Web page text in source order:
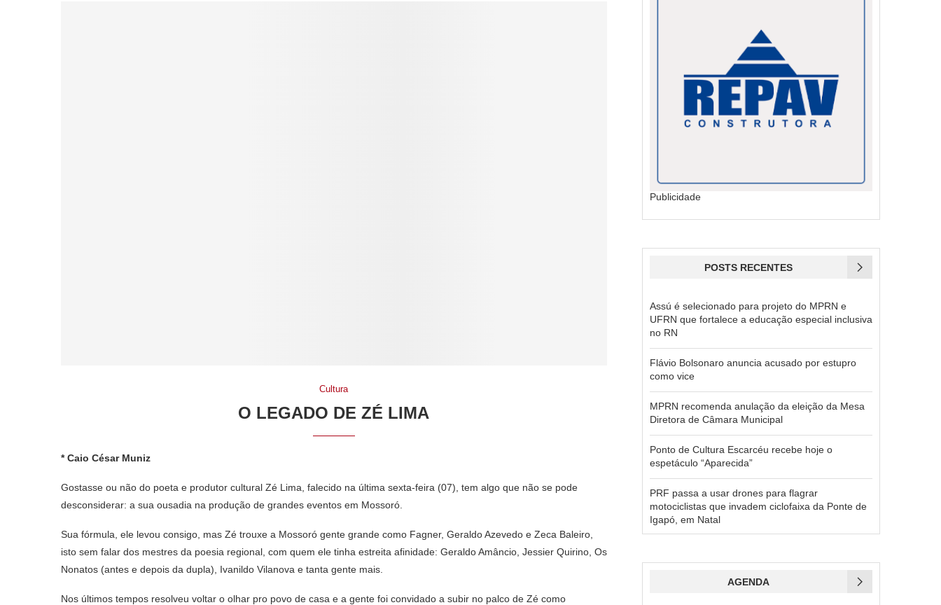
Cultura
O LEGADO DE ZÉ LIMA
* Caio César Muniz
Gostasse ou não do poeta e produtor cultural Zé Lima, falecido na última sexta-feira (07), tem algo que não se pode
desconsiderar: a sua ousadia na produção de grandes eventos em Mossoró.
Sua fórmula, ele levou consigo, mas Zé trouxe a Mossoró gente grande como Fagner, Geraldo Azevedo e Zeca Baleiro,
isto sem falar dos mestres da poesia regional, com quem ele tinha estreita afinidade: Geraldo Amâncio, Jessier Quirino, Os
Nonatos (antes e depois da dupla), Ivanildo Vilanova e tanta gente mais.
Nos últimos tempos resolveu voltar o olhar pro povo de casa e a gente foi convidado a subir no palco de Zé como
Publicidade
POSTS RECENTES
Assú é selecionado para projeto do MPRN e
UFRN que fortalece a educação especial inclusiva
no RN
Flávio Bolsonaro anuncia acusado por estupro
como vice
MPRN recomenda anulação da eleição da Mesa
Diretora de Câmara Municipal
Ponto de Cultura Escarcéu recebe hoje o
espetáculo “Aparecida”
PRF passa a usar drones para flagrar
motociclistas que invadem ciclofaixa da Ponte de
Igapó, em Natal
AGENDA